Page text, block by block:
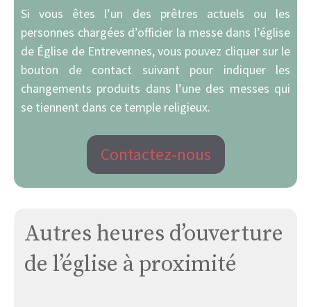
Si vous êtes l’un des prêtres actuels ou les
personnes chargées d’officier la messe dans l’église
de Église de Entrevennes, vous pouvez cliquer sur le
bouton de contact suivant pour indiquer les
changements produits dans l’une des messes qui
se tiennent dans ce temple religieux.
Contactez-nous
Autres heures d’ouverture
de l’église à proximité